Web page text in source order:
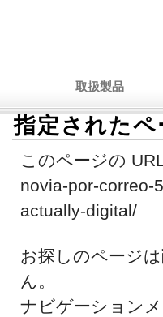
取扱製品
指定された
このページの
novia-por-correo-
actually-digital/
お探しのページ
ん。
ナビゲーション